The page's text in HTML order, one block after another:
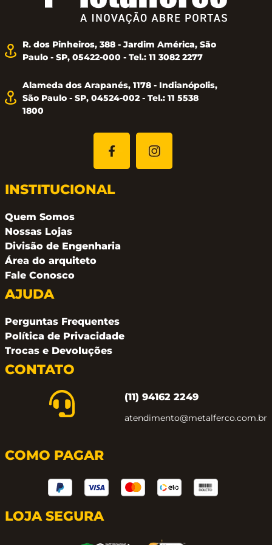
R. dos Pinheiros, 388 - Jardim América, São
Paulo - SP, 05422-000 - Tel.: 11 3082 2277
Alameda dos Arapanés, 1178 - Indianópolis,
São Paulo - SP, 04524-002 - Tel.: 11 5538
1800
INSTITUCIONAL
Quem Somos
Nossas Lojas
Divisão de Engenharia
Área do arquiteto
Fale Conosco
AJUDA
Perguntas Frequentes
Política de Privacidade
Trocas e Devoluções
CONTATO
(11) 94162 2249
atendimento@metalferco.com.br
COMO PAGAR
LOJA SEGURA